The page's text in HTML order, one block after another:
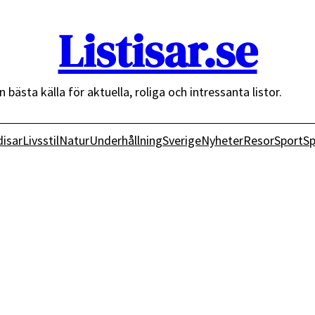
Listisar.se
bästa källa för aktuella, roliga och intressanta listor.
LivsstilNaturUnderhållningSverigeNyheterResorSport